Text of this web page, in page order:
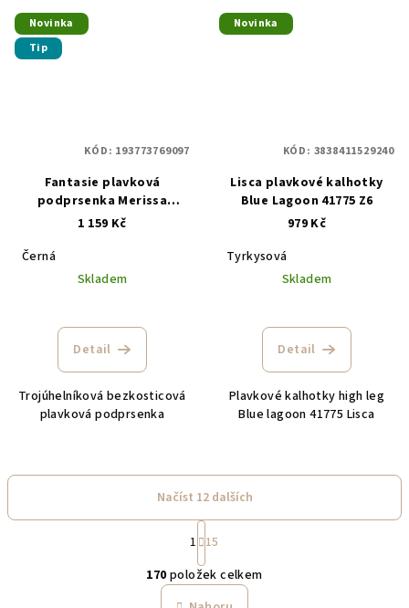
Novinka
Tip
Fantasie plavková
podprsenka Merissa
FS505111BLK černá
1 159 Kč
Černá
Skladem
Detail
Trojúhelníková bezkosticová
plavková podprsenka
KÓD: 193773769097
Novinka
Lisca plavkové kalhotky
Blue Lagoon 41775 Z6
979 Kč
Tyrkysová
Skladem
Detail
Plavkové kalhotky high leg
Blue lagoon 41775 Lisca
KÓD: 3838411529240
O
v
l
Načíst 12 dalších
S
t
r
á
n
1 15
170 položek celkem